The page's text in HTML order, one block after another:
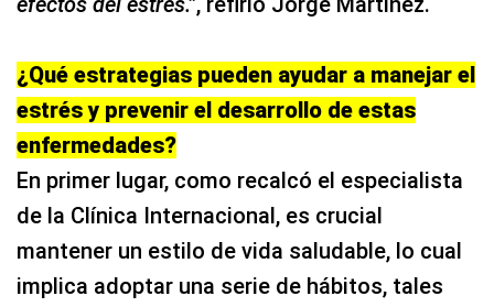
¿Qué estrategias pueden ayudar a manejar el
estrés y prevenir el desarrollo de estas
enfermedades?
En primer lugar, como recalcó el especialista
de la Clínica Internacional, es crucial
mantener un estilo de vida saludable, lo cual
implica adoptar una serie de hábitos, tales